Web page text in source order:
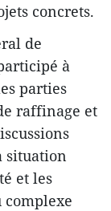
concrets.
de
à
parties
raffinage et
situation
et les